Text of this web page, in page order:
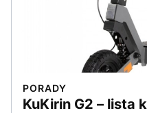
PORADY
KuKirin G2 – lista